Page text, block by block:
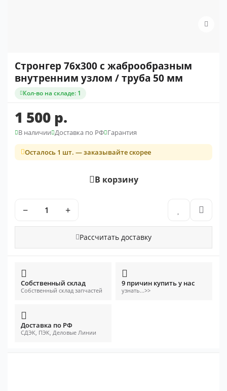
Стронгер 76x300 с жаброобразным
внутренним узлом / труба 50 мм
Кол-во на складе: 1
1 500 р.
В наличии Доставка по РФ Гарантия
Осталось 1 шт. — заказывайте скорее
В корзину
− +
Рассчитать доставку
Собственный склад
Собственный склад запчастей
9 причин купить у нас
узнать...>>
Доставка по РФ
СДЭК, ПЭК, Деловые Линии